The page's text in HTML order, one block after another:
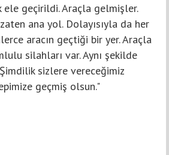
ele geçirildi. Araçla gelmişler.
ana yol. Dolayısıyla da her
aracın geçtiği bir yer. Araçla
silahları var. Aynı şekilde
sizlere vereceğimiz
geçmiş olsun."